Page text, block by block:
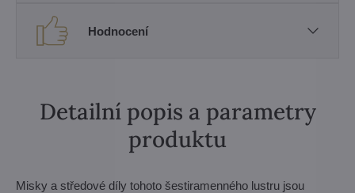
Hodnocení
Detailní popis a parametry
produktu
Misky a středové díly tohoto šestiramenného lustru jsou